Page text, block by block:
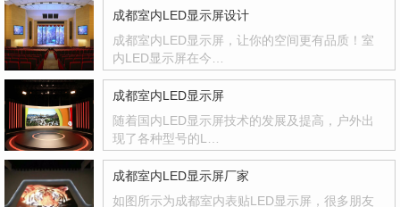
成都室内LED显示屏设计
成都室内LED显示屏，让你的空间更有品质！室
内LED显示屏在今…
成都室内LED显示屏
随着国内LED显示屏技术的发展及提高，户外出
现了各种型号的L…
成都室内LED显示屏厂家
如图所示为成都室内表贴LED显示屏，很多朋友